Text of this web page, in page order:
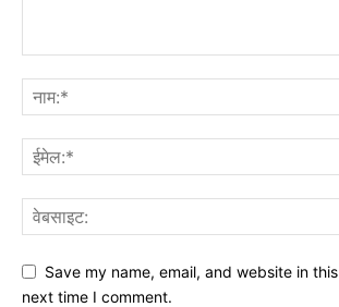
Save my name, email, and website in
next time I comment.